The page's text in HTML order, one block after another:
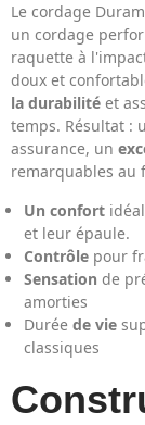
Le cordage
un cordage
raquette à
doux et
la durabilité et
temps. Résultat :
assurance, un
remarquables au
Un confort
et leur épaule.
Contrôle pour
Sensation de
amorties
Durée de vie
classiques